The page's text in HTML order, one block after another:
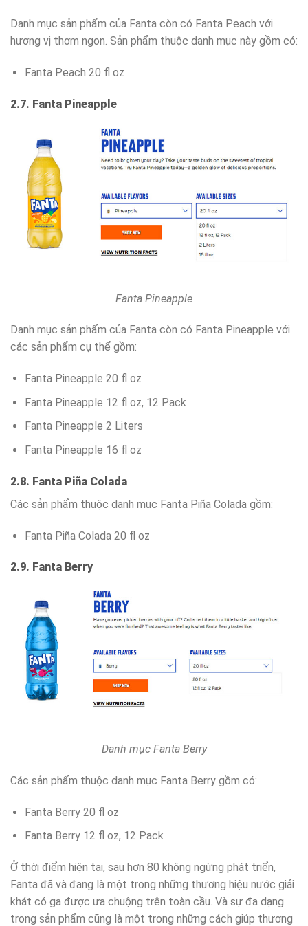
Danh mục sản phẩm của Fanta còn có Fanta Peach với
hương vị thơm ngon. Sản phẩm thuộc danh mục này gồm có:
Fanta Peach 20 fl oz
2.7. Fanta Pineapple
Fanta Pineapple
Danh mục sản phẩm của Fanta còn có Fanta Pineapple với
các sản phẩm cụ thể gồm:
Fanta Pineapple 20 fl oz
Fanta Pineapple 12 fl oz, 12 Pack
Fanta Pineapple 2 Liters
Fanta Pineapple 16 fl oz
2.8. Fanta Piña Colada
Các sản phẩm thuộc danh mục Fanta Piña Colada gồm:
Fanta Piña Colada 20 fl oz
2.9. Fanta Berry
Danh mục Fanta Berry
Các sản phẩm thuộc danh mục Fanta Berry gồm có:
Fanta Berry 20 fl oz
Fanta Berry 12 fl oz, 12 Pack
Ở thời điểm hiện tại, sau hơn 80 không ngừng phát triển,
Fanta đã và đang là một trong những thương hiệu nước giải
khát có ga được ưa chuộng trên toàn cầu. Và sự đa dạng
trong sản phẩm cũng là một trong những cách giúp thương